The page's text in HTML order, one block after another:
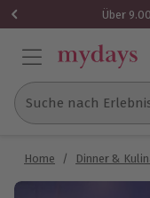
Über
Suche nach
Home / Dinner &